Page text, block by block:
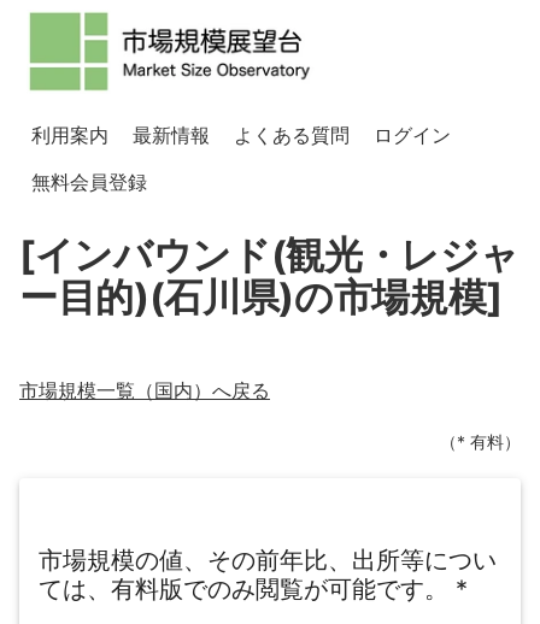
利用案内 最新情報 よくある質問
ログイン
無料会員登録
[インバウンド(観光・レジャ
ー目的)(石川県)の市場規模]
市場規模一覧（国内）へ戻る
（* 有料）
市場規模の値、その前年比、出所等につい
ては、有料版でのみ閲覧が可能です。
*